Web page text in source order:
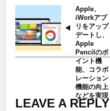
Apple、
iWorkアプ
リをアップ
デートし、
Apple
Pencilのポ
イント機
能、コラボ
レーション
機能の向上
などを実現
LEAVE A REPLY